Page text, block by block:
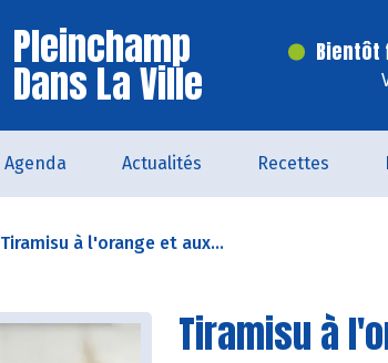
Pleinchamp
Dans La Ville
Bientôt
Agenda Actualités Recettes
Tiramisu à l'orange et aux...
Tiramisu à